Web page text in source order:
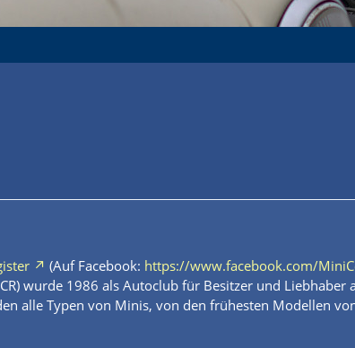
(Auf Facebook: https://www.facebook.com/
wurde 1986 als Autoclub für Besitzer und
alle Typen von Minis, von den frühesten Modellen